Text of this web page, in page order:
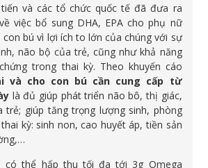
và các tổ chức quốc tế đã đưa ra
việc bổ sung DHA, EPA cho phụ nữ
bú vì lợi ích to lớn của chúng với sự
não bộ của trẻ, cũng như khả năng
trong thai kỳ. Theo khuyến cáo
và cho con bú cần cung cấp từ
là đủ giúp phát triển não bô, thị giác,
trẻ; giúp tăng trọng lượng sinh, phòng
kỳ: sinh non, cao huyết áp, tiền sản
có thể hấp thu tối đa tới 3g Omega